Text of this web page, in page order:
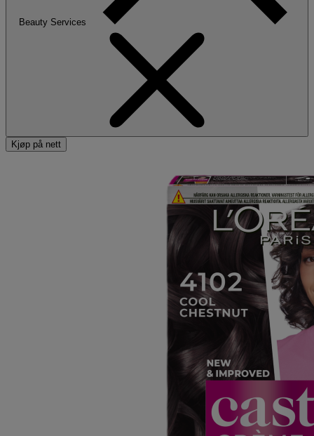
Beauty Services
Kjøp på nett